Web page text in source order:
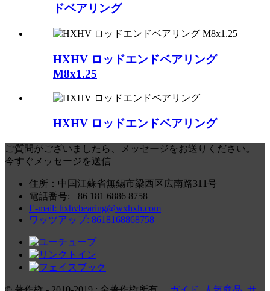
ドベアリング
HXHV ロッドエンドベアリング
M8x1.25
HXHV ロッドエンドベアリング
ご質問がございましたら、メッセージをお送りください。
今すぐメッセージを送信
住所：中国江蘇省無錫市梁西区広南路311号
電話番号: +86 181 6886 8758
E-mail: hxhvbearing@wxhxh.com
ワッツアップ: 8618168868758